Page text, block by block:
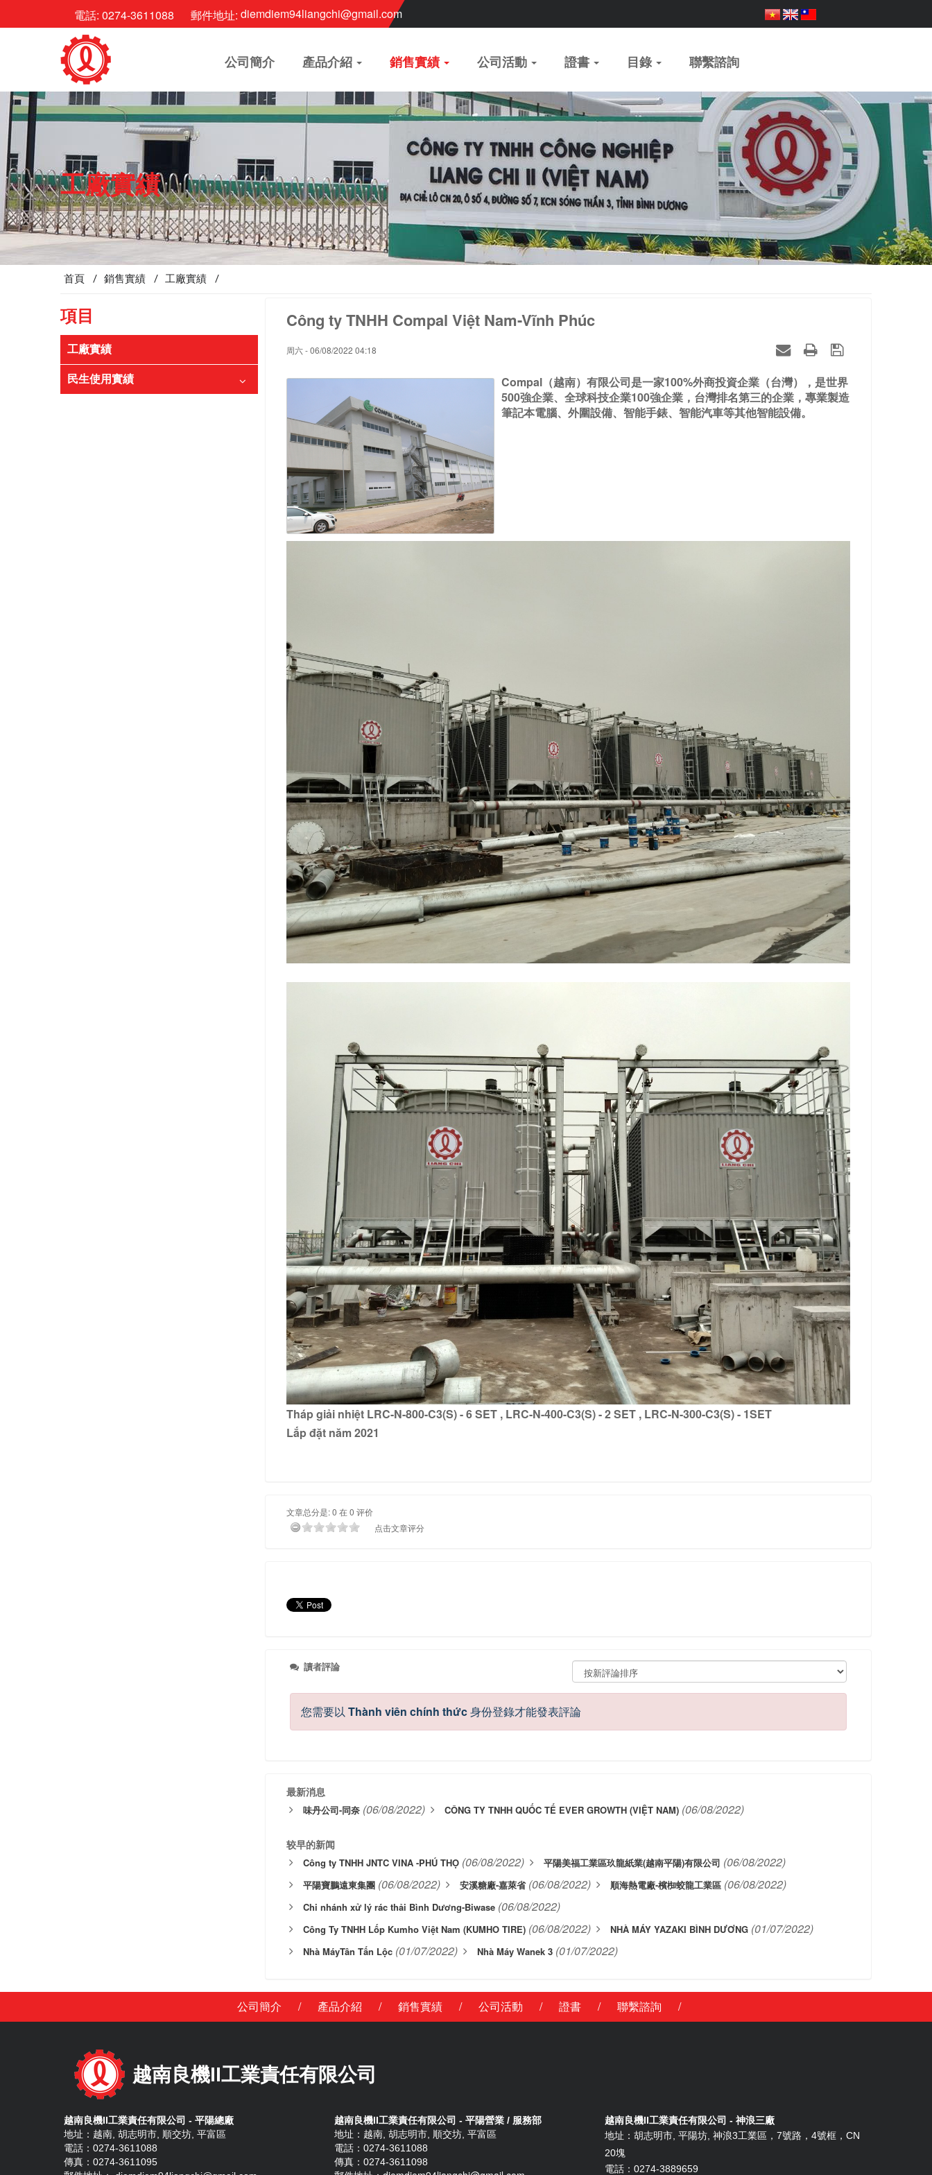
電話: 0274-3611088 郵件地址: diemdiem94liangchi@gmail.com
公司簡介 產品介紹 銷售實績 公司活動 證書 目錄 聯繫諮詢
工廠實績
首頁 / 銷售實績 / 工廠實績 /
Công ty TNHH Compal Việt Nam-Vĩnh Phúc
周六 - 06/08/2022 04:18
Compal（越南）有限公司是一家100%外商投資企業（台灣），是世界
500強企業、全球科技企業100強企業，台灣排名第三的企業，專業製造
筆記本電腦、外圍設備、智能手錶、智能汽車等其他智能設備。
Tháp giải nhiệt LRC-N-800-C3(S) - 6 SET , LRC-N-400-C3(S) - 2 SET , LRC-N-300-C3(S) - 1SET
Lắp đặt năm 2021
文章总分是: 0 在 0 评价
点击文章评分
讀者評論
您需要以 Thành viên chính thức身份登錄才能發表評論
最新消息
味丹公司-同奈 (06/08/2022) CÔNG TY TNHH QUỐC TẾ EVER GROWTH (VIỆT NAM) (06/08/2022)
较早的新闻
Công ty TNHH JNTC VINA -PHÚ THỌ (06/08/2022) 平陽美福工業區玖龍紙業(越南平陽)有限公司 (06/08/2022)
平陽寶鵬遠東集團 (06/08/2022) 安溪糖廠-嘉萊省 (06/08/2022) 順海熱電廠-檳椥蛟龍工業區 (06/08/2022)
Chi nhánh xử lý rác thải Bình Dương-Biwase (06/08/2022)
Công Ty TNHH Lốp Kumho Việt Nam (KUMHO TIRE) (06/08/2022) NHÀ MÁY YAZAKI BÌNH DƯƠNG (01/07/2022)
Nhà MáyTân Tấn Lộc (01/07/2022) Nhà Máy Wanek 3 (01/07/2022)
項目
工廠實績
民生使用實績
公司簡介 / 產品介紹 / 銷售實績 / 公司活動 / 證書 / 聯繫諮詢 /
越南良機II工業責任有限公司
越南良機II工業責任有限公司 - 平陽總廠
地址：越南, 胡志明市, 順交坊, 平富區
電話：0274-3611088
傳真：0274-3611095
越南良機II工業責任有限公司 - 平陽營業 / 服務部
地址：越南, 胡志明市, 順交坊, 平富區
電話：0274-3611088
傳真：0274-3611098
越南良機II工業責任有限公司 - 神浪三廠
地址： 胡志明市, 平陽坊, 神浪3工業區，7號路，4號框，CN
20塊
電話：0274-3889659